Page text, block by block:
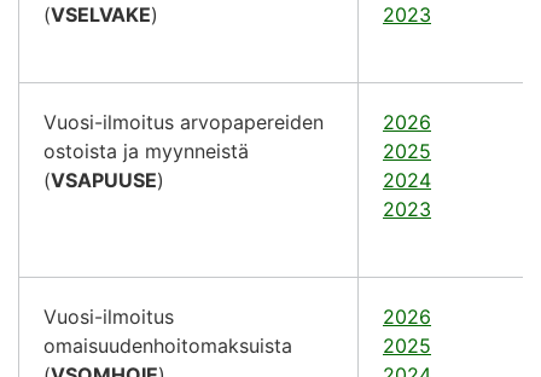
(VSELVAKE)
2023
Vuosi-ilmoitus arvopapereiden
ostoista ja myynneistä
(VSAPUUSE)
2026
2025
2024
2023
Vuosi-ilmoitus
omaisuudenhoitomaksuista
2026
2025